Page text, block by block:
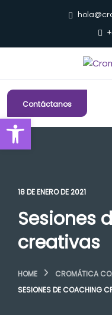
Contáctanos
18 DE ENERO DE 2021
Sesiones
creativas
HOME
CROMÁTICA
SESIONES DE COACHING
Abrir barra